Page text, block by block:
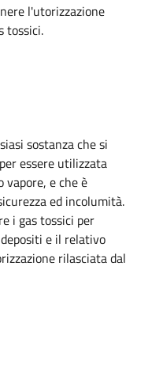
l'utorizzazione
tossici.
sostanza che si
essere utilizzata
vapore, e che è
ed incolumità.
i gas tossici per
e il relativo
rilasciata dal